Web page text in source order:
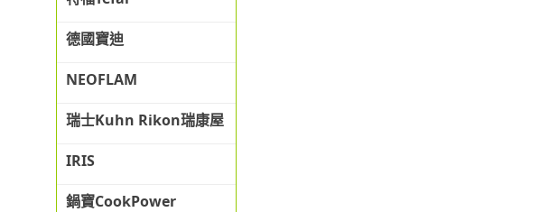
德國寶迪
NEOFLAM
瑞士Kuhn Rikon瑞康屋
IRIS
鍋寶CookPower